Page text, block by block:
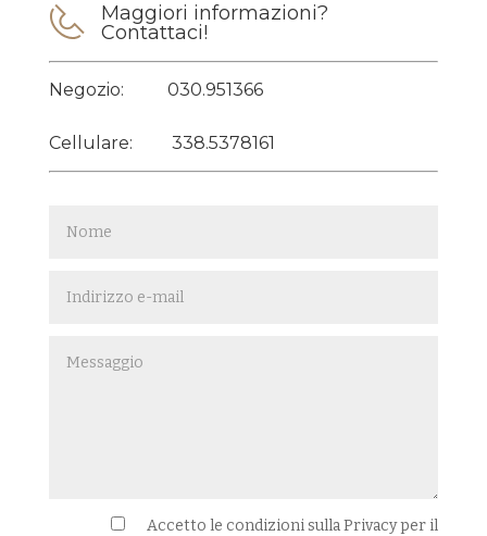
Maggiori informazioni?
Contattaci!
Negozio: 030.951366
Cellulare: 338.5378161
Accetto le condizioni sulla Privacy per il